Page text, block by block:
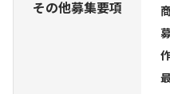
その他募集要項